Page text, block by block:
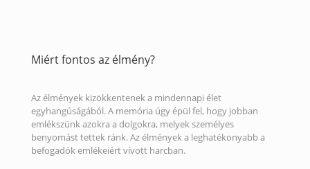
Miért fontos az élmény?
Az élmények kizökkentenek a mindennapi élet
egyhangúságából. A memória úgy épül fel, hogy jobban
emlékszünk azokra a dolgokra, melyek személyes
benyomást tettek ránk. Az élmények a leghatékonyabb a
befogadók emlékeiért vívott harcban.